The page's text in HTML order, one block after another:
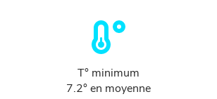
T° minimum
7.2° en moyenne